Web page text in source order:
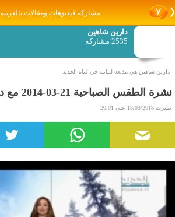
مشاركة فيديوهات ومقالات بالعربية
دارين شاهين
2535 مشاركة
دارين شاهين هي مذيعة لبنانية في قناة الجديد
نشرة الطقس الصباحية 21-03-2014 مع دارين شاهين
نشرت 18/03/2018 على 20:01